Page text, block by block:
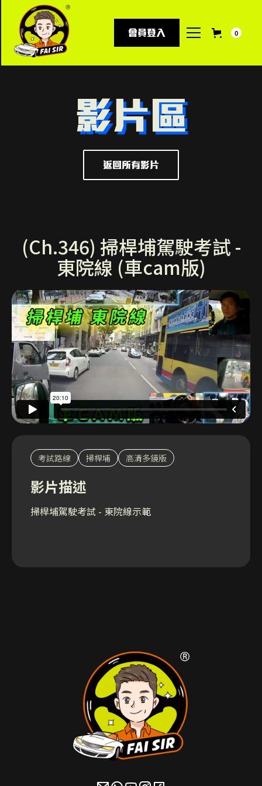
會員登入 0
影片區
返回所有影片
(Ch.346) 掃桿埔駕駛考試 -
東院線 (車cam版)
考試路線 掃桿埔 高清多鏡版
影片描述
掃桿埔駕駛考試 - 東院線示範